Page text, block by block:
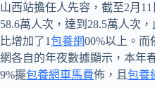
山西站擔任人先容，截至2月
58.6萬人次，達到28.5萬人次
比增加了1包養網00%以上。而
網各自的年夜數據顯示，本年
9%擺包養網車馬費佈，且 包養